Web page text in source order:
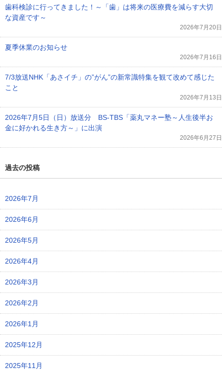
歯科検診に行ってきました！～「歯」は将来の医療費を減らす大切
な資産です～
2026年7月20日
夏季休業のお知らせ
2026年7月16日
7/3放送NHK「あさイチ」の”がん”の新常識特集を観て改めて感じた
こと
2026年7月13日
2026年7月5日（日）放送分 BS-TBS「薬丸マネー塾～人生後半お
金に好かれる生き方～」に出演
2026年6月27日
過去の投稿
2026年7月
2026年6月
2026年5月
2026年4月
2026年3月
2026年2月
2026年1月
2025年12月
2025年11月